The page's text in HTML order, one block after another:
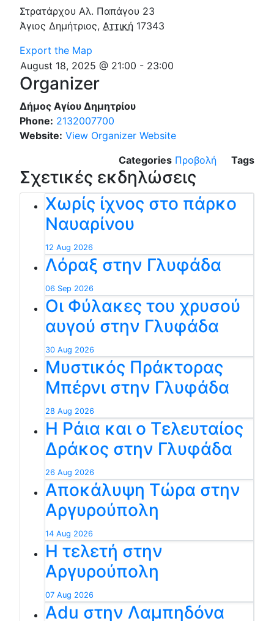
Στρατάρχου Αλ. Παπάγου 23
Άγιος Δημήτριος, Αττική 17343
Export the Map
August 18, 2025 @ 21:00 - 23:00
Organizer
Δήμος Αγίου Δημητρίου
Phone: 2132007700
Website: View Organizer Website
Categories Προβολή Tags
Σχετικές εκδηλώσεις
Χωρίς ίχνος στο πάρκο
Ναυαρίνου
12 Aug 2026
Λόραξ στην Γλυφάδα
06 Sep 2026
Οι Φύλακες του χρυσού
αυγού στην Γλυφάδα
30 Aug 2026
Μυστικός Πράκτορας
Μπέρνι στην Γλυφάδα
28 Aug 2026
Η Ράια και ο Τελευταίος
Δράκος στην Γλυφάδα
26 Aug 2026
Αποκάλυψη Τώρα στην
Αργυρούπολη
14 Aug 2026
Η τελετή στην
Αργυρούπολη
07 Aug 2026
Adu στην Λαμπηδόνα